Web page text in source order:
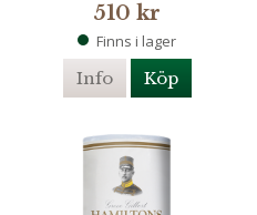
510 kr
Finns i lager
Info Köp